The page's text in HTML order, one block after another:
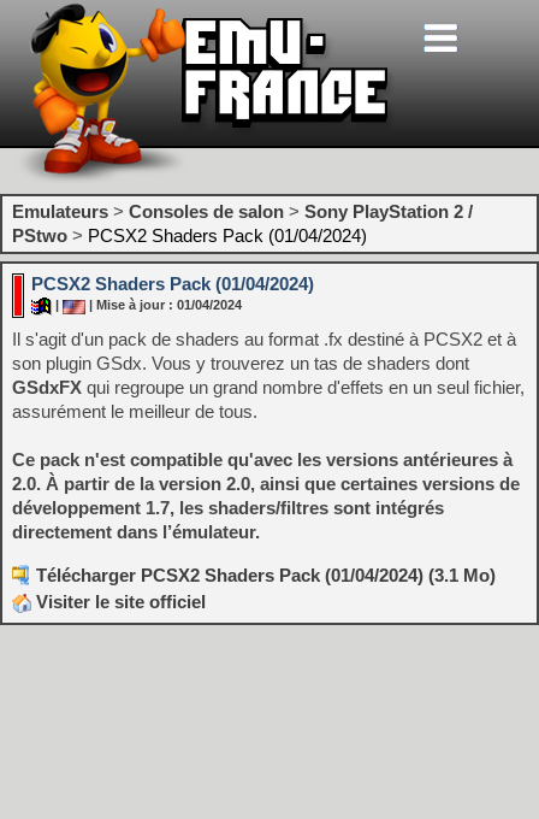
Emulateurs > Consoles de salon > Sony PlayStation 2 /
PStwo > PCSX2 Shaders Pack (01/04/2024)
PCSX2 Shaders Pack (01/04/2024)
| Mise à jour : 01/04/2024
Il s'agit d'un pack de shaders au format .fx destiné à PCSX2 et à
son plugin GSdx. Vous y trouverez un tas de shaders dont
GSdxFX qui regroupe un grand nombre d'effets en un seul fichier,
assurément le meilleur de tous.
Ce pack n'est compatible qu'avec les versions antérieures à
2.0. À partir de la version 2.0, ainsi que certaines versions de
développement 1.7, les shaders/filtres sont intégrés
directement dans l’émulateur.
Télécharger PCSX2 Shaders Pack (01/04/2024) (3.1 Mo)
Visiter le site officiel